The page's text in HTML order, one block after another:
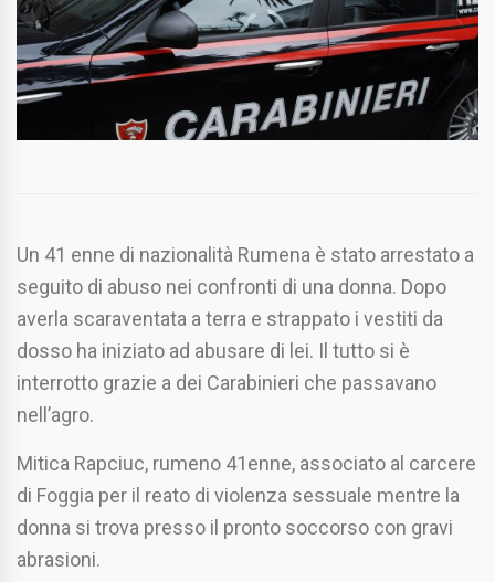
Un 41 enne di nazionalità Rumena è stato arrestato a
seguito di abuso nei confronti di una donna. Dopo
averla scaraventata a terra e strappato i vestiti da
dosso ha iniziato ad abusare di lei. Il tutto si è
interrotto grazie a dei Carabinieri che passavano
nell’agro.
Mitica Rapciuc, rumeno 41enne, associato al carcere
di Foggia per il reato di violenza sessuale mentre la
donna si trova presso il pronto soccorso con gravi
abrasioni.